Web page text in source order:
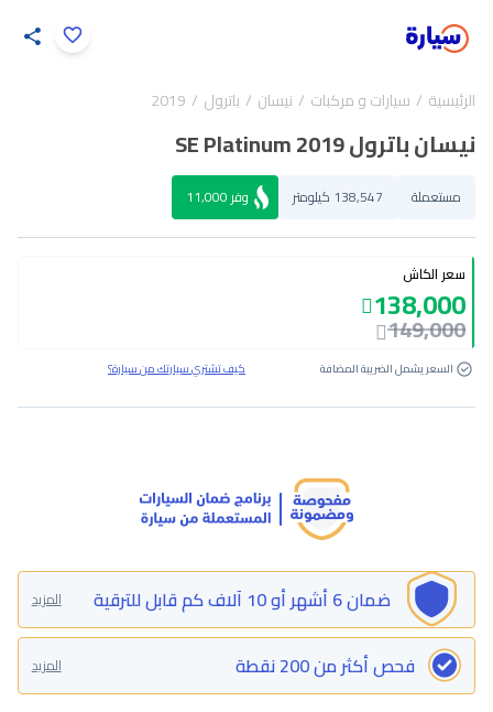
الرئيسية سيارات و مركبات نيسان باترول 2019
نيسان باترول SE Platinum 2019
مستعملة 138,547 كيلومتر وفر11,000
سعر الكاش
138,000
149,000
السعر يشمل الضريبة المضافة كيف تشتري سيارتك من سيارة؟
ضمان 6 أشهر أو 10 آلاف كم قابل للترقية المزيد
فحص أكثر من 200 نقطة المزيد